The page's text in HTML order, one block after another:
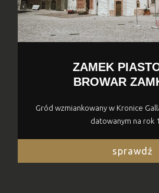
ZAMEK
BROWAR
Gród wzmiankowany w Kronice
datowanym na rok
sprawdź